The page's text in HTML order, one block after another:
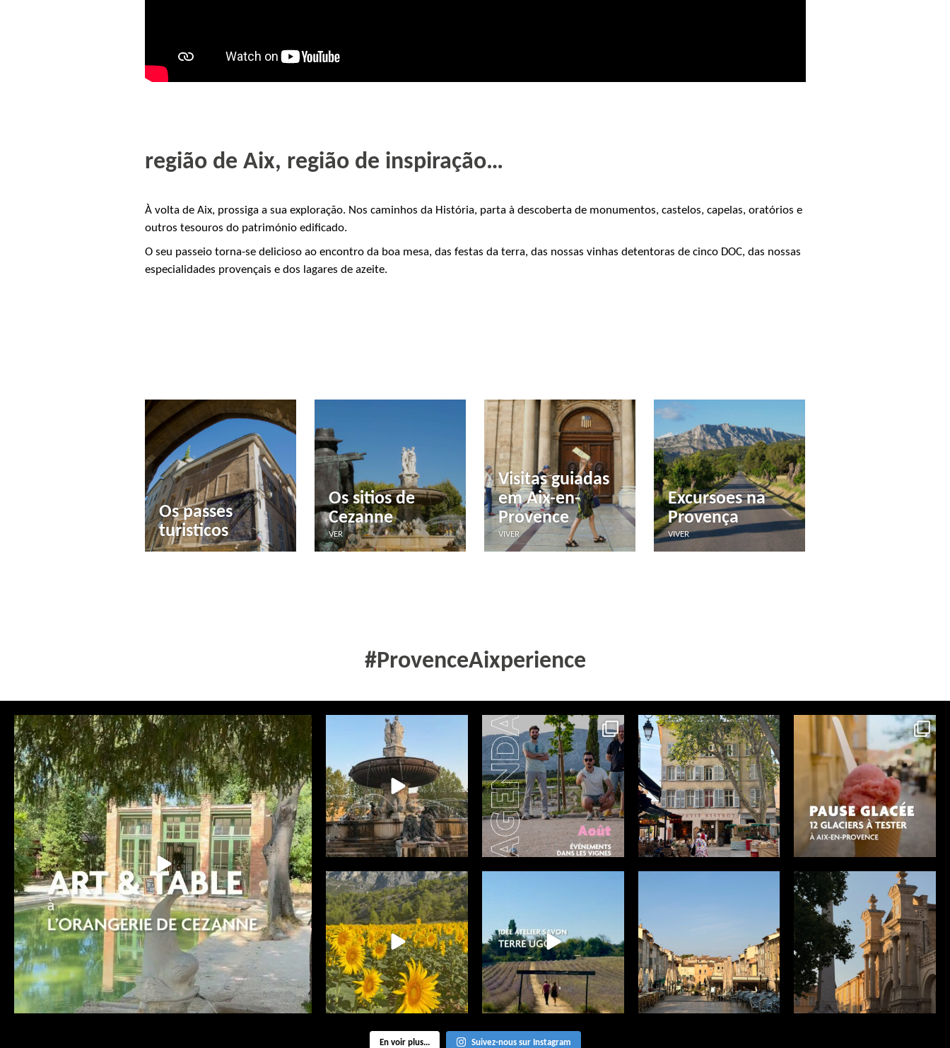
região de Aix, região de inspiração…
À volta de Aix, prossiga a sua exploração. Nos caminhos da História, parta à descoberta de monumentos, castelos, capelas, oratórios e
outros tesouros do património edificado.
O seu passeio torna-se delicioso ao encontro da boa mesa, das festas da terra, das nossas vinhas detentoras de cinco DOC, das nossas
especialidades provençais e dos lagares de azeite.
Os passes
turisticos
Os sitios de
Cezanne
VER
Visitas guiadas
em Aix-en-
Provence
VIVER
Excursoes na
Provença
VIVER
#ProvenceAixperience
aixenprovencetourism
Aug 4
aixenprovencetourism
Aug 1
aixenprovencetourism
Jul 31
aixenprovencetourism
Jul 30
aixenprovencetourism
Jul 29
aixenprovencetourism
Jul 26 Jul 24 Jul 23
aixenprovencetourism
Jul 16
En voir plus... Suivez-nous sur Instagram